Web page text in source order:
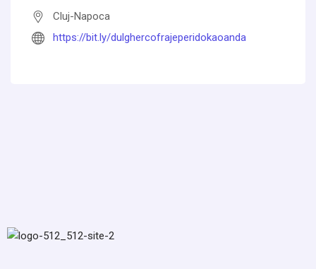
Cluj-Napoca
https://bit.ly/dulghercofrajeperidokaoanda